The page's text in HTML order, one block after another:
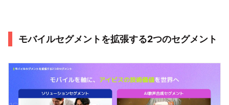
モバイルセグメントを拡張する2つのセグメント